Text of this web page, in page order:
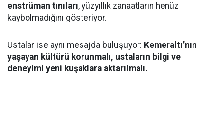
enstrüman tınıları, yüzyıllık zanaatların henüz
kaybolmadığını gösteriyor.
Ustalar ise aynı mesajda buluşuyor: Kemeraltı’nın
yaşayan kültürü korunmalı, ustaların bilgi ve
deneyimi yeni kuşaklara aktarılmalı.